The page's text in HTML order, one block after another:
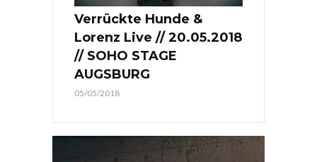
Verrückte Hunde &
Lorenz Live // 20.05.2018
// SOHO STAGE
AUGSBURG
05/05/2018